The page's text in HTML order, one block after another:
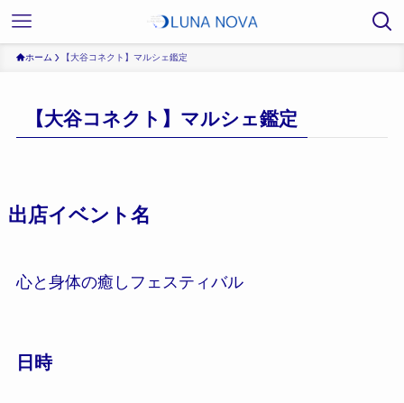
ホーム 【大谷コネクト】マルシェ鑑定
【大谷コネクト】マルシェ鑑定
出店イベント名
心と身体の癒しフェスティバル
日時